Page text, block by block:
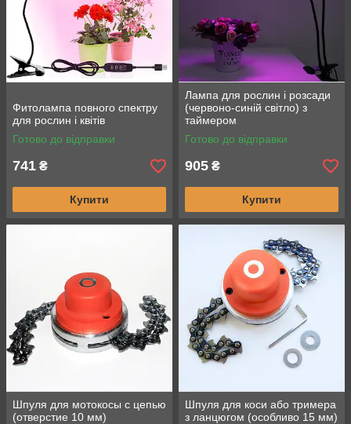
Фитолампа повного спектру
для рослин і квітів
Готово до відправки
741 ₴
Купити
Лампа для рослин і розсади
(червоно-синій світло) з
таймером
Готово до відправки
905 ₴
Купити
Шпуля для мотокосы с цепью
(отверстие 10 мм)
Шпуля для коси або тримера
з ланцюгом (особливо 15 мм)